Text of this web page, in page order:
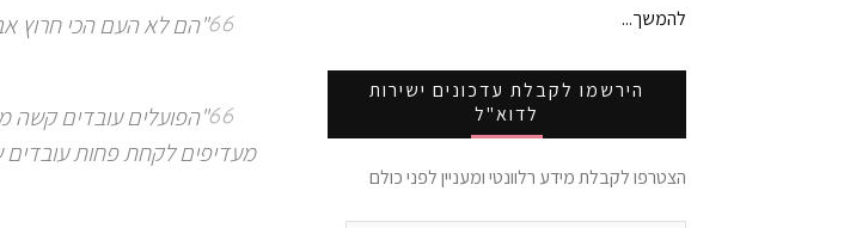
"הם לא העם הכי חרוץ
מעדיפים לקחת פחות עובדים
להמשך...
הירשמו לקבלת עדכונים ישירות
לדוא"ל
הצטרפו לקבלת מידע רלוונטי ומעניין לפני כולם